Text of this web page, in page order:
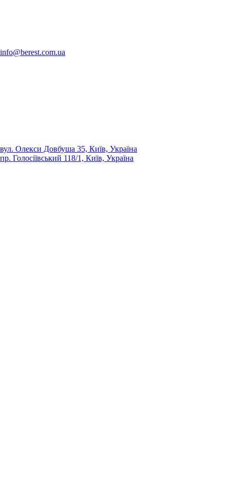
info@berest.com.ua
вул. Олекси Довбуша 35, Київ, Україна
пр. Голосіївський 118/1, Київ, Україна